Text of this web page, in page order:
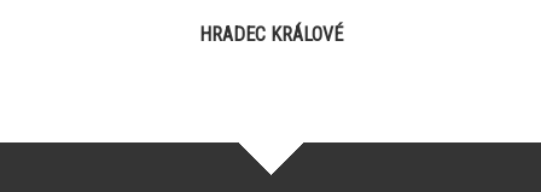
HRADEC KRÁLOVÉ